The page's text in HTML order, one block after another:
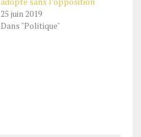
25 juin 2019
Dans "Politique"